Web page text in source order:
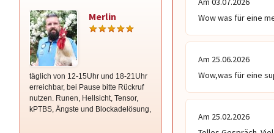
Merlin
täglich von 12-15Uhr und 18-21Uhr
erreichbar, bei Pause bitte Rückruf
nutzen. Runen, Hellsicht, Tensor,
kPTBS, Ängste und Blockadelösung,
Annette
⭐ Hellsichtiges/Hellfühliges
Erfahrung wie in Liebe,Partnerschaft
Lebens! Herzlichst Annette!⭐
Terminwunsch, bitte per e.mail
Wow was für eine
Am 25.06.2026
Wow,was für eine
Am 25.02.2026